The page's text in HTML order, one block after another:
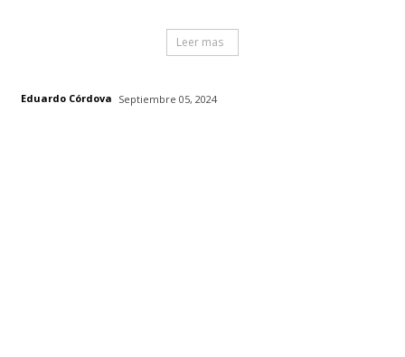
Leer mas
Eduardo Córdova Septiembre 05, 2024